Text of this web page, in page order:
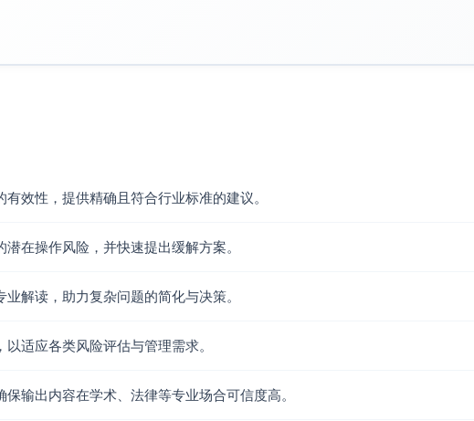
及后续的支持措施是否到位。因此，在实践中，需对员工培训的内容、形式及频次进
训后具体风险绩效的评估结果进行优化，以确保这一措施能够在业务操作中持续产
效性，提供精确且符合行业标准的建议。
在操作风险，并快速提出缓解方案。
解读，助力复杂问题的简化与决策。
适应各类风险评估与管理需求。
输出内容在学术、法律等专业场合可信度高。